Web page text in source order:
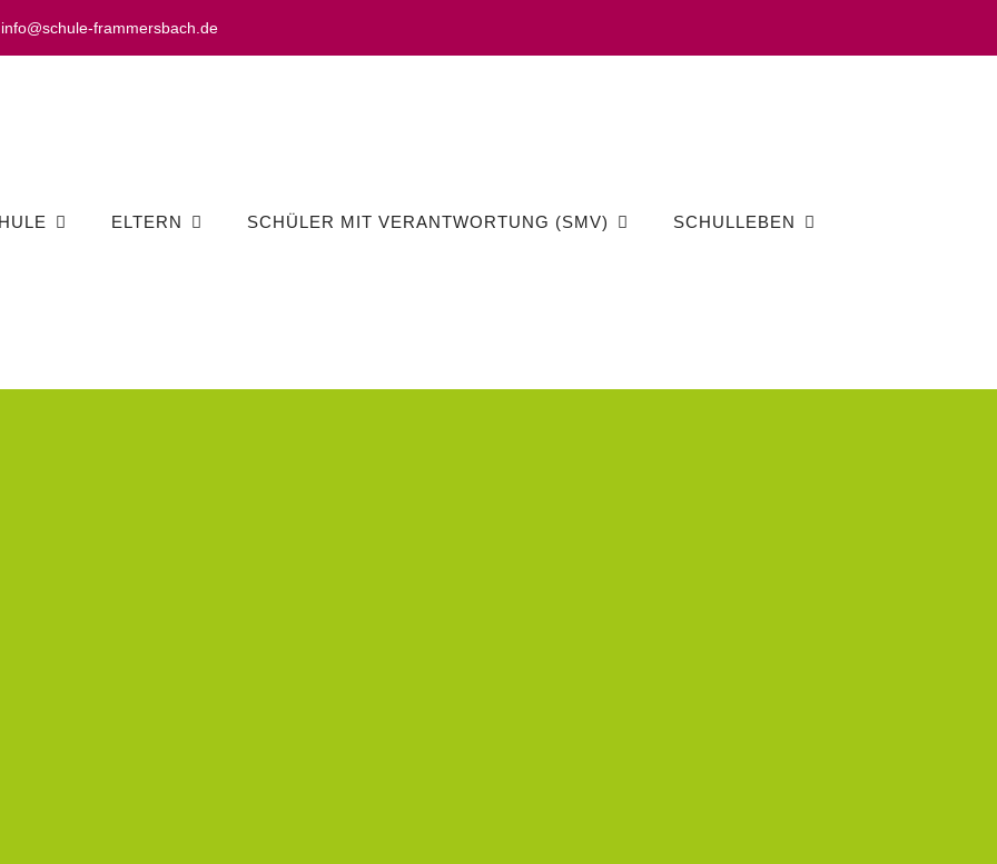
info@schule-frammersbach.de
ELTERN SCHÜLER MIT VERANTWORTUNG (SMV) SCHULLEBEN